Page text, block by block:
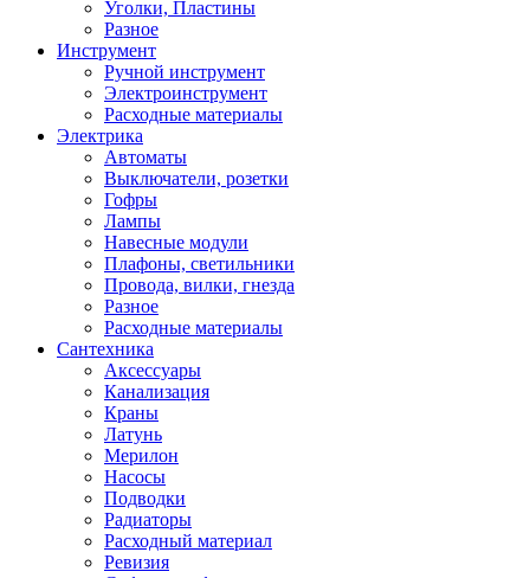
Уголки, Пластины
Разное
Инструмент
Ручной инструмент
Электроинструмент
Расходные материалы
Электрика
Автоматы
Выключатели, розетки
Гофры
Лампы
Навесные модули
Плафоны, светильники
Провода, вилки, гнезда
Разное
Расходные материалы
Сантехника
Аксессуары
Канализация
Краны
Латунь
Мерилон
Насосы
Подводки
Радиаторы
Расходный материал
Ревизия